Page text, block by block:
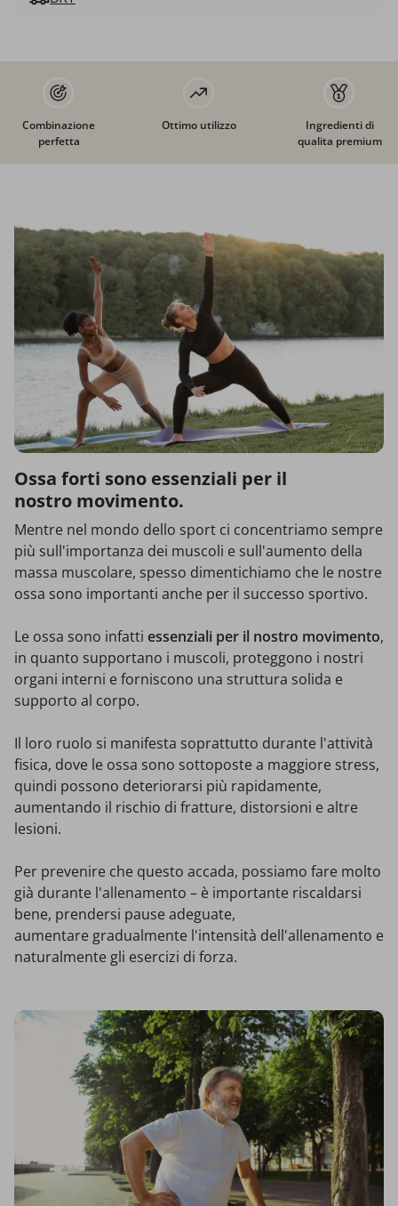
Combinazione
perfetta
Ottimo utilizzo
Ingredienti di
qualita premium
Ossa forti sono essenziali per il
nostro movimento.
Mentre nel mondo dello sport ci concentriamo sempre
più sull'importanza dei muscoli e sull'aumento della
massa muscolare, spesso dimentichiamo che le nostre
ossa sono importanti anche per il successo sportivo.
Le ossa sono infatti essenziali per il nostro movimento,
in quanto supportano i muscoli, proteggono i nostri
organi interni e forniscono una struttura solida e
supporto al corpo.
Il loro ruolo si manifesta soprattutto durante l'attività
fisica, dove le ossa sono sottoposte a maggiore stress,
quindi possono deteriorarsi più rapidamente,
aumentando il rischio di fratture, distorsioni e altre
lesioni.
Per prevenire che questo accada, possiamo fare molto
già durante l'allenamento – è importante riscaldarsi
bene, prendersi pause adeguate,
aumentare gradualmente l'intensità dell'allenamento e
naturalmente gli esercizi di forza.